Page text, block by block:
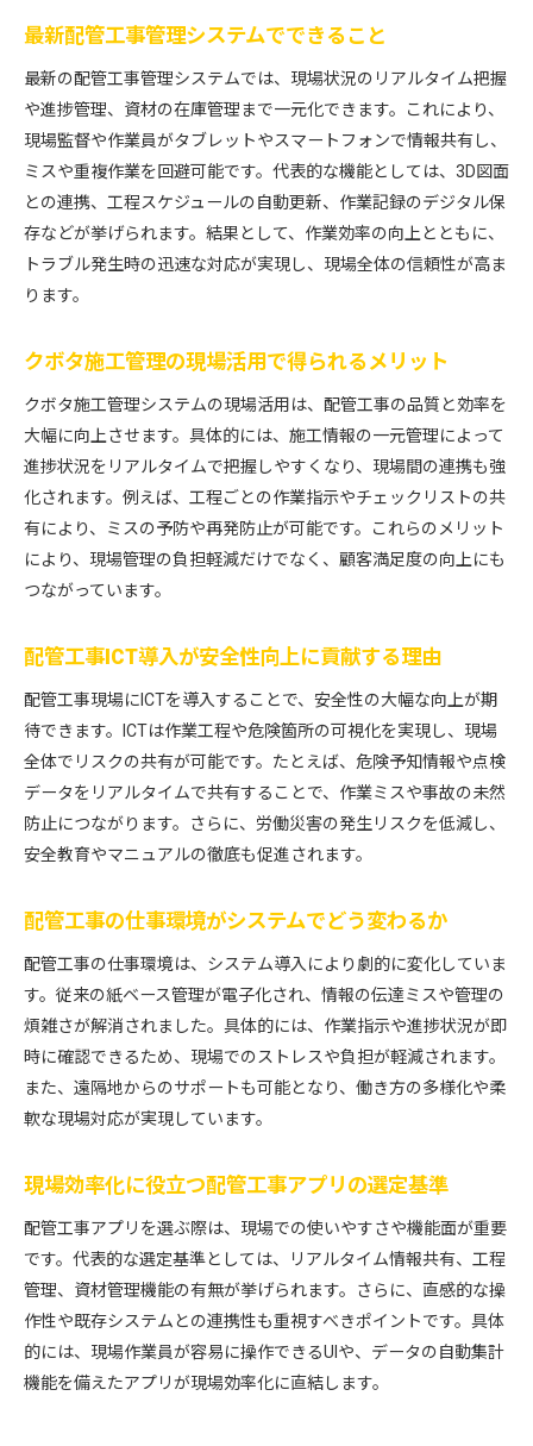
最新配管工事管理システムでできること
最新の配管工事管理システムでは、現場状況のリアルタイム把握
や進捗管理、資材の在庫管理まで一元化できます。これにより、
現場監督や作業員がタブレットやスマートフォンで情報共有し、
ミスや重複作業を回避可能です。代表的な機能としては、3D図面
との連携、工程スケジュールの自動更新、作業記録のデジタル保
存などが挙げられます。結果として、作業効率の向上とともに、
トラブル発生時の迅速な対応が実現し、現場全体の信頼性が高ま
ります。
クボタ施工管理の現場活用で得られるメリット
クボタ施工管理システムの現場活用は、配管工事の品質と効率を
大幅に向上させます。具体的には、施工情報の一元管理によって
進捗状況をリアルタイムで把握しやすくなり、現場間の連携も強
化されます。例えば、工程ごとの作業指示やチェックリストの共
有により、ミスの予防や再発防止が可能です。これらのメリット
により、現場管理の負担軽減だけでなく、顧客満足度の向上にも
つながっています。
配管工事ICT導入が安全性向上に貢献する理由
配管工事現場にICTを導入することで、安全性の大幅な向上が期
待できます。ICTは作業工程や危険箇所の可視化を実現し、現場
全体でリスクの共有が可能です。たとえば、危険予知情報や点検
データをリアルタイムで共有することで、作業ミスや事故の未然
防止につながります。さらに、労働災害の発生リスクを低減し、
安全教育やマニュアルの徹底も促進されます。
配管工事の仕事環境がシステムでどう変わるか
配管工事の仕事環境は、システム導入により劇的に変化していま
す。従来の紙ベース管理が電子化され、情報の伝達ミスや管理の
煩雑さが解消されました。具体的には、作業指示や進捗状況が即
時に確認できるため、現場でのストレスや負担が軽減されます。
また、遠隔地からのサポートも可能となり、働き方の多様化や柔
軟な現場対応が実現しています。
現場効率化に役立つ配管工事アプリの選定基準
配管工事アプリを選ぶ際は、現場での使いやすさや機能面が重要
です。代表的な選定基準としては、リアルタイム情報共有、工程
管理、資材管理機能の有無が挙げられます。さらに、直感的な操
作性や既存システムとの連携性も重視すべきポイントです。具体
的には、現場作業員が容易に操作できるUIや、データの自動集計
機能を備えたアプリが現場効率化に直結します。